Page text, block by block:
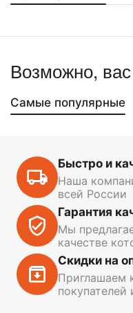
Возможно, вас
Самые популярные
Быстро и
Наша
всей России
Гарантия
Мы
качестве
Скидки на
Приглашаем
покупателей